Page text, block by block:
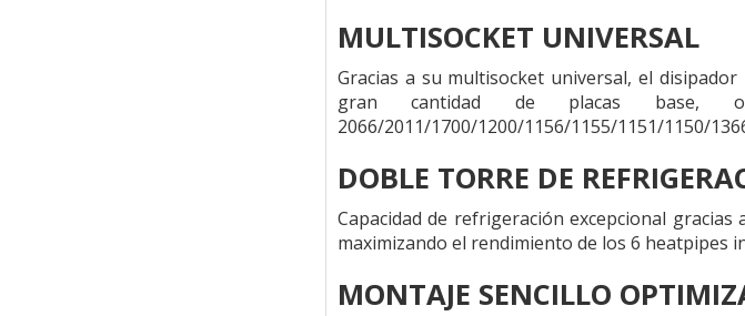
MULTISOCKET UNIVERSAL
Gracias a su multisocket universal, el
gran cantidad de placas base,
2066/2011/1700/1200/1156/1155/1151/1150/
DOBLE TORRE DE
Capacidad de refrigeración excepcional
maximizando el rendimiento de los 6 heatpipes
MONTAJE SENCILLO